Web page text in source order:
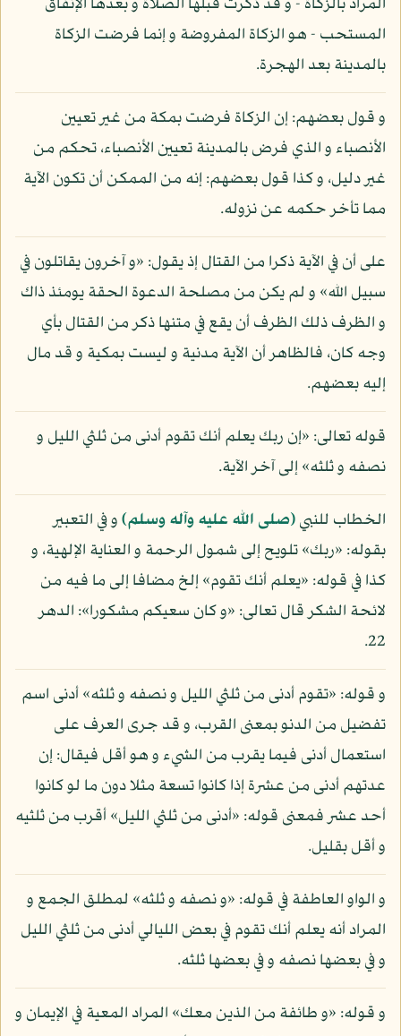
المراد بالزكاة - و قد ذكرت قبلها الصلاة و بعدها الإنفاق
المستحب - هو الزكاة المفروضة و إنما فرضت الزكاة
بالمدينة بعد الهجرة.
و قول بعضهم: إن الزكاة فرضت بمكة من غير تعيين
الأنصباء و الذي فرض بالمدينة تعيين الأنصباء، تحكم من
غير دليل، و كذا قول بعضهم: إنه من الممكن أن تكون الآية
مما تأخر حكمه عن نزوله.
على أن في الآية ذكرا من القتال إذ يقول: «و آخرون يقاتلون في
سبيل الله» و لم يكن من مصلحة الدعوة الحقة يومئذ ذاك
و الظرف ذلك الظرف أن يقع في متنها ذكر من القتال بأي
وجه كان، فالظاهر أن الآية مدنية و ليست بمكية و قد مال
إليه بعضهم.
قوله تعالى: «إن ربك يعلم أنك تقوم أدنى من ثلثي الليل و
نصفه و ثلثه» إلى آخر الآية.
الخطاب للنبي(صلى الله عليه وآله وسلم)و في التعبير
بقوله: «ربك» تلويح إلى شمول الرحمة و العناية الإلهية، و
كذا في قوله: «يعلم أنك تقوم» إلخ مضافا إلى ما فيه من
لائحة الشكر قال تعالى: «و كان سعيكم مشكورا»: الدهر
22.
و قوله: «تقوم أدنى من ثلثي الليل و نصفه و ثلثه» أدنى اسم
تفضيل من الدنو بمعنى القرب، و قد جرى العرف على
استعمال أدنى فيما يقرب من الشيء و هو أقل فيقال: إن
عدتهم أدنى من عشرة إذا كانوا تسعة مثلا دون ما لو كانوا
أحد عشر فمعنى قوله: «أدنى من ثلثي الليل» أقرب من ثلثيه
و أقل بقليل.
و الواو العاطفة في قوله: «و نصفه و ثلثه» لمطلق الجمع و
المراد أنه يعلم أنك تقوم في بعض الليالي أدنى من ثلثي الليل
و في بعضها نصفه و في بعضها ثلثه.
و قوله: «و طائفة من الذين معك» المراد المعية في الإيمان و